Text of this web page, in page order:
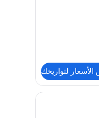
لتواريخك
ومساحة عمل للكمبيوتر